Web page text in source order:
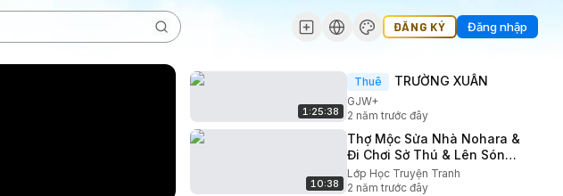
ĐĂNG KÝ Đăng nhập
1:25:38
Thuê TRƯỜNG XUÂN
GJW+
2 năm trước đây
10:38
Thợ Mộc Sửa Nhà Nohara &
Đi Chơi Sở Thú & Lên Sóng
Truyền Hình Trực Tiếp _
Shin Cậu Bé Bút Chì.
Lớp Học Truyện Tranh
2 năm trước đây